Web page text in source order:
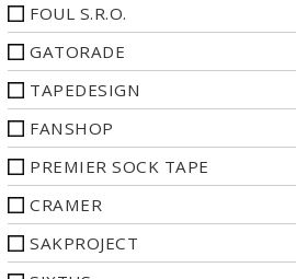
FOUL S.R.O.
GATORADE
TAPEDESIGN
FANSHOP
PREMIER SOCK TAPE
CRAMER
SAKPROJECT